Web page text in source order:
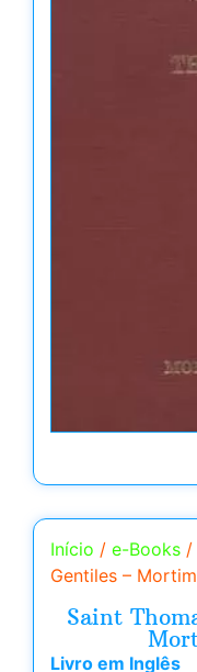
Início / e-Books /
Gentiles –
Saint
Livro em Inglês